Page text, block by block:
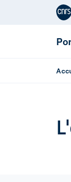
Aller au contenu